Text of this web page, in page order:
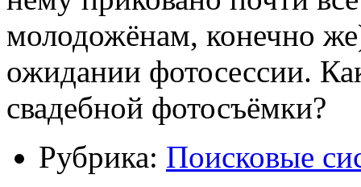
молодожёнам, конечно
ожидании фотосессии.
свадебной фотосъёмки?
Рубрика: Поисковые